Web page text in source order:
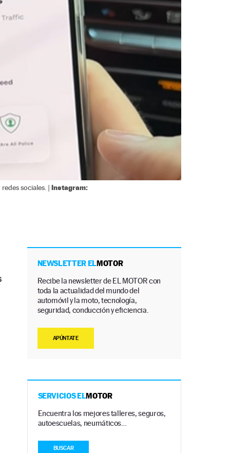
sociales. | Instagram:
NEWSLETTER ELMOTOR
Recibe la newsletter de EL MOTOR con
toda la actualidad del mundo del
automóvil y la moto, tecnología,
seguridad, conducción y eficiencia.
APÚNTATE
SERVICIOS ELMOTOR
Encuentra los mejores talleres, seguros,
autoescuelas, neumáticos…
BUSCAR